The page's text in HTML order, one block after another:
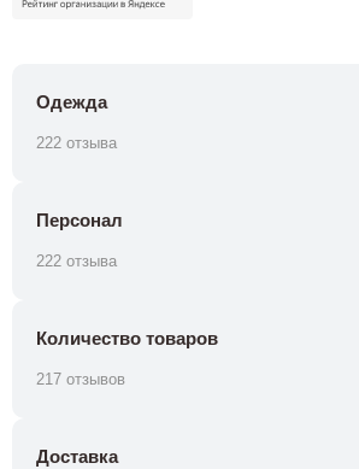
Одежда
222 отзыва
Персонал
222 отзыва
Количество товаров
217 отзывов
Доставка